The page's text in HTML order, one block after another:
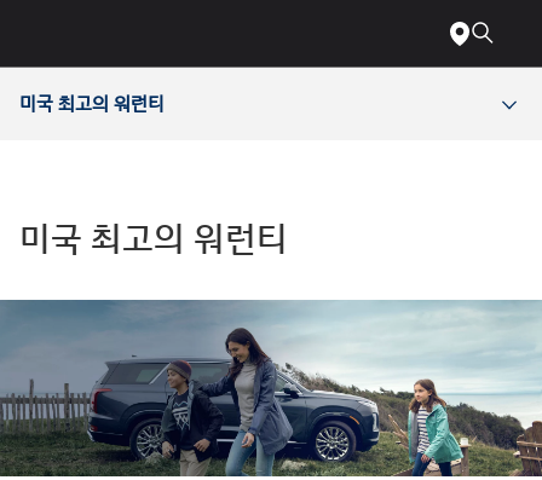
접근성에
관해서는
다음
800-
accessibility@hmausa.com
당사
웹사이트의
접근성은
WCAG
2.0
미국 최고의 워런티
미국 최고의 워런티